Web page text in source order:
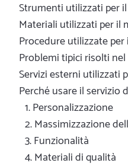
Strumenti utilizzati per
Materiali utilizzati per il
Procedure utilizzate
Problemi tipici risolti
Servizi esterni utilizzati
Perché usare il servizio
1. Personalizzazione
2. Massimizzazione
3. Funzionalità
4. Materiali di qualità